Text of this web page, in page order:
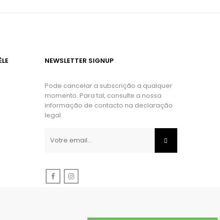
NEWSLETTER SIGNUP
Pode cancelar a subscrição a qualquer
momento. Para tal, consulte a nossa
informação de contacto na declaração
legal.
Facebook